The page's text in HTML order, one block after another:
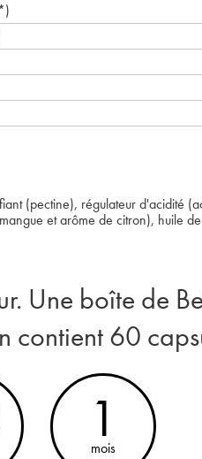
(pectine), régulateur d'acidité
et arôme de citron), huile
Une boîte de
60
1
mois